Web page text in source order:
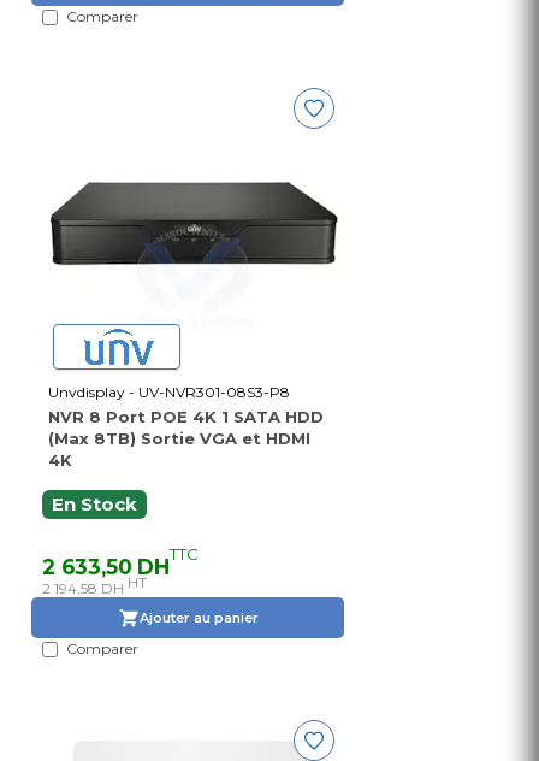
Comparer
Unvdisplay - UV-NVR301-08S3-P8
NVR 8 Port POE 4K 1 SATA HDD
(Max 8TB) Sortie VGA et HDMI
4K
En Stock
2 633,50 DHTTC
2 194,58 DH HT
Ajouter au panier
Comparer